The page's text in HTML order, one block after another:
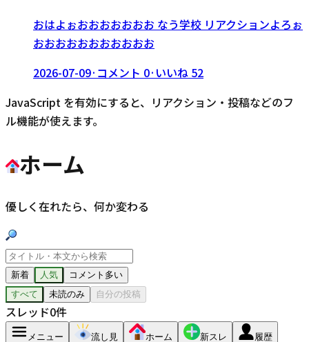
おはよぉおおおおおおお なう学校 リアクションよろぉ
おおおおおおおおおおお
2026-07-09· コメント 0· いいね 52
JavaScript を有効にすると、リアクション・投稿などのフ
ル機能が使えます。
ホーム
優しく在れたら、何か変わる
新着 人気
コメント多い
すべて
未読のみ 自分の投稿
スレッド0件
メニュー 流し見 ホーム 新スレ 履歴